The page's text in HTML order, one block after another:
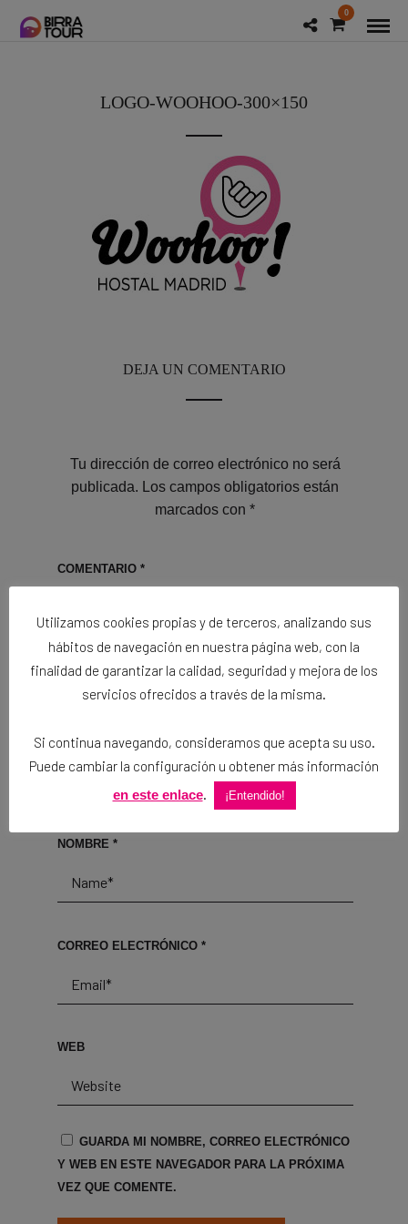
0
LOGO-WOOHOO-300×150
DEJA UN COMENTARIO
Tu dirección de correo electrónico no será
publicada. Los campos obligatorios están
marcados con*
COMENTARIO *
NOMBRE *
CORREO ELECTRÓNICO *
WEB
GUARDA MI NOMBRE, CORREO ELECTRÓNICO
Y WEB EN ESTE NAVEGADOR PARA LA PRÓXIMA
VEZ QUE COMENTE.
Utilizamos cookies propias y de terceros, analizando sus
hábitos de navegación en nuestra página web, con la
finalidad de garantizar la calidad, seguridad y mejora de los
servicios ofrecidos a través de la misma.
Si continua navegando, consideramos que acepta su uso.
Puede cambiar la configuración u obtener más información
en este enlace. ¡Entendido!